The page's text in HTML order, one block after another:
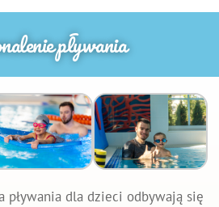
pływania
pływania dla dzieci odbywają się